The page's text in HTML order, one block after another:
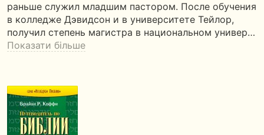
раньше служил младшим пастором. После обучения
в колледже Дэвидсон и в университете Тейлор,
получил степень магистра в национальном универ…
Показати більше